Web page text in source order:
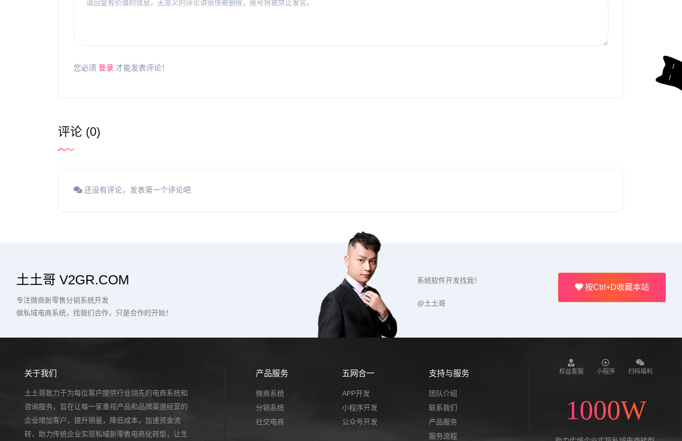
您必须 登录 才能发表评论！
评论 (0)
还没有评论，发表第一个评论吧
土土哥 V2GR.COM
专注微商新零售分销系统开发
做私域电商系统，找我们合作，只是合作的开始！
按Ctrl+D收藏本站
系统软件开发找我！
@土土哥
关于我们
土土哥致力于为每位客户提供行业领先的电商系统和
咨询服务，旨在让每一家重视产品和品牌渠道经营的
企业增加客户，提升销量，降低成本，加速资金流
转，助力传统企业实现私域新零售电商化转型，让生
产品服务
微商系统
分销系统
社交电商
五网合一
APP开发
小程序开发
公众号开发
支持与服务
团队介绍
联系我们
产品服务
服务流程
权益客服 小程序 扫码福利
1000W